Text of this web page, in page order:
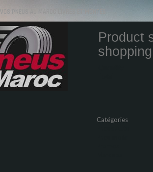
VOS PNEUS AU MAROC LIVRÉS ET MONTÉS
Product
Catégories